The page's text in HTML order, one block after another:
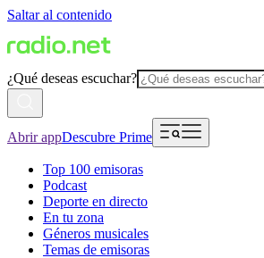
Saltar al contenido
¿Qué deseas escuchar?
Abrir appDescubre Prime
Top 100 emisoras
Podcast
Deporte en directo
En tu zona
Géneros musicales
Temas de emisoras